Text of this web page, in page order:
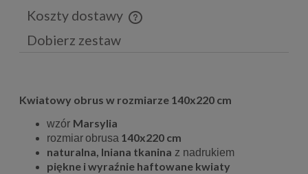
Koszty dostawy
Cena nie zawiera ewentualnych kosztów płatności
Dobierz zestaw
Kwiatowy obrus w rozmiarze 140x220 cm
wzór Marsylia
rozmiarobrusa 140x220 cm
naturalna, lniana tkanina z nadrukiem
piękne i wyraźnie haftowane kwiaty